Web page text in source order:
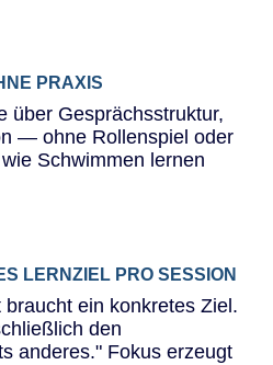
PRAXIS
über Gesprächsstruktur,
— ohne Rollenspiel oder
Schwimmen lernen
LERNZIEL PRO SESSION
ein konkretes Ziel.
den
anderes." Fokus erzeugt